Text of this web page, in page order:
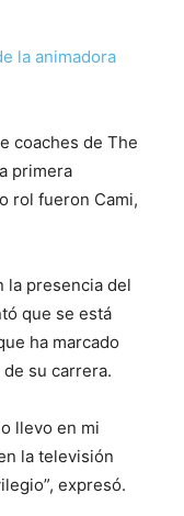
la animadora
coaches de The
primera
rol fueron Cami,
la presencia del
que se está
ha marcado
su carrera.
llevo en mi
la televisión
expresó.